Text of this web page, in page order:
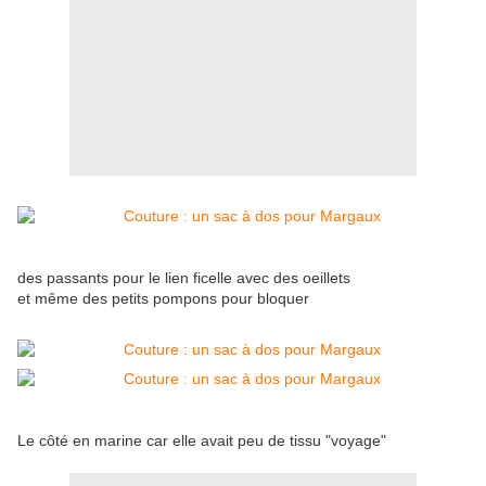
des passants pour le lien ficelle avec des oeillets
et même des petits pompons pour bloquer
Le côté en marine car elle avait peu de tissu "voyage"